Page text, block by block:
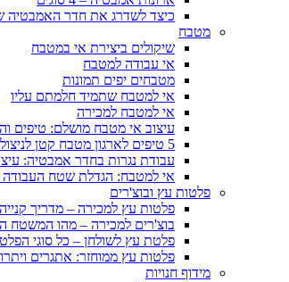
כיצד לשדרג את חדר האמבטיה
מטבח
שיקולים ביצירת אי במטבח
אי עבודה למטבח
מטבחים יפים תמונות
אי למטבח שתמיד חלמתם עליו
אי למטבח למכירה
עיצוב אי מטבח מושלם: טיפים
5 טיפים לארגון מטבח קטן לניצול מירבי של החלל
עבודת נגרות בחדר אמבטיה:
אי למטבח: הגדלת שטח העבודה
פלטות עץ ובוצ'רים
פלטות עץ למכירה – מדריך קנייה
בוצ'רים למכירה – מהו המשטח
פלטת עץ לשולחן – כל סוגי
פלטות עץ ממוחזר: אתגרים
מידוף חנויות